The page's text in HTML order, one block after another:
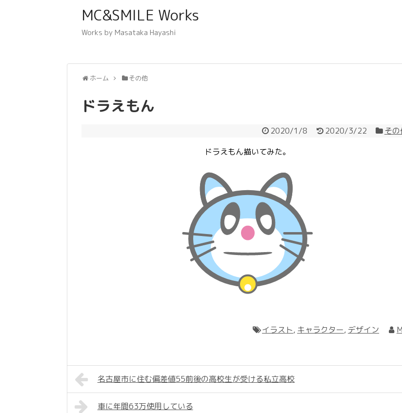
MC&SMILE Works
Works by Masataka Hayashi
ホーム その他
ドラえもん
2020/1/8 2020/3/22
その
ドラえもん描いてみた。
イラスト, キャラクター, デザイン
名古屋市に住む偏差値55前後の高校生が受ける私立高校
車に年間63万使用している